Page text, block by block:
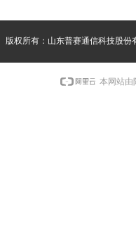
版权所有：山东普赛通信科技股
本网站由